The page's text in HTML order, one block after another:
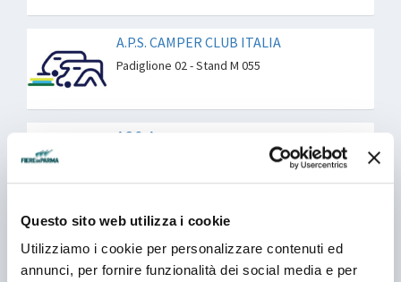
Questo sito web utilizza i cookie
Utilizziamo i cookie per personalizzare contenuti ed
annunci, per fornire funzionalità dei social media e per
A.P.S. CAMPER CLUB ITALIA
Padiglione 02 - Stand M 055
AC S. A.
ACQUATRAVEL SRL UNIPERSONALE
Padiglione 02 - Stand B 068 - Tutte le posizioni
nella scheda espositore